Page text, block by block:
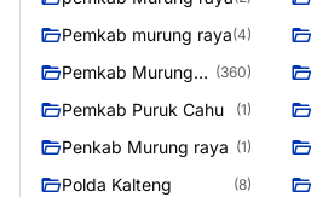
Pemkab murung raya(4)
Pemkab Murung
(360)
Pemkab Puruk Cahu (1)
Penkab Murung raya (1)
Polda Kalteng (8)